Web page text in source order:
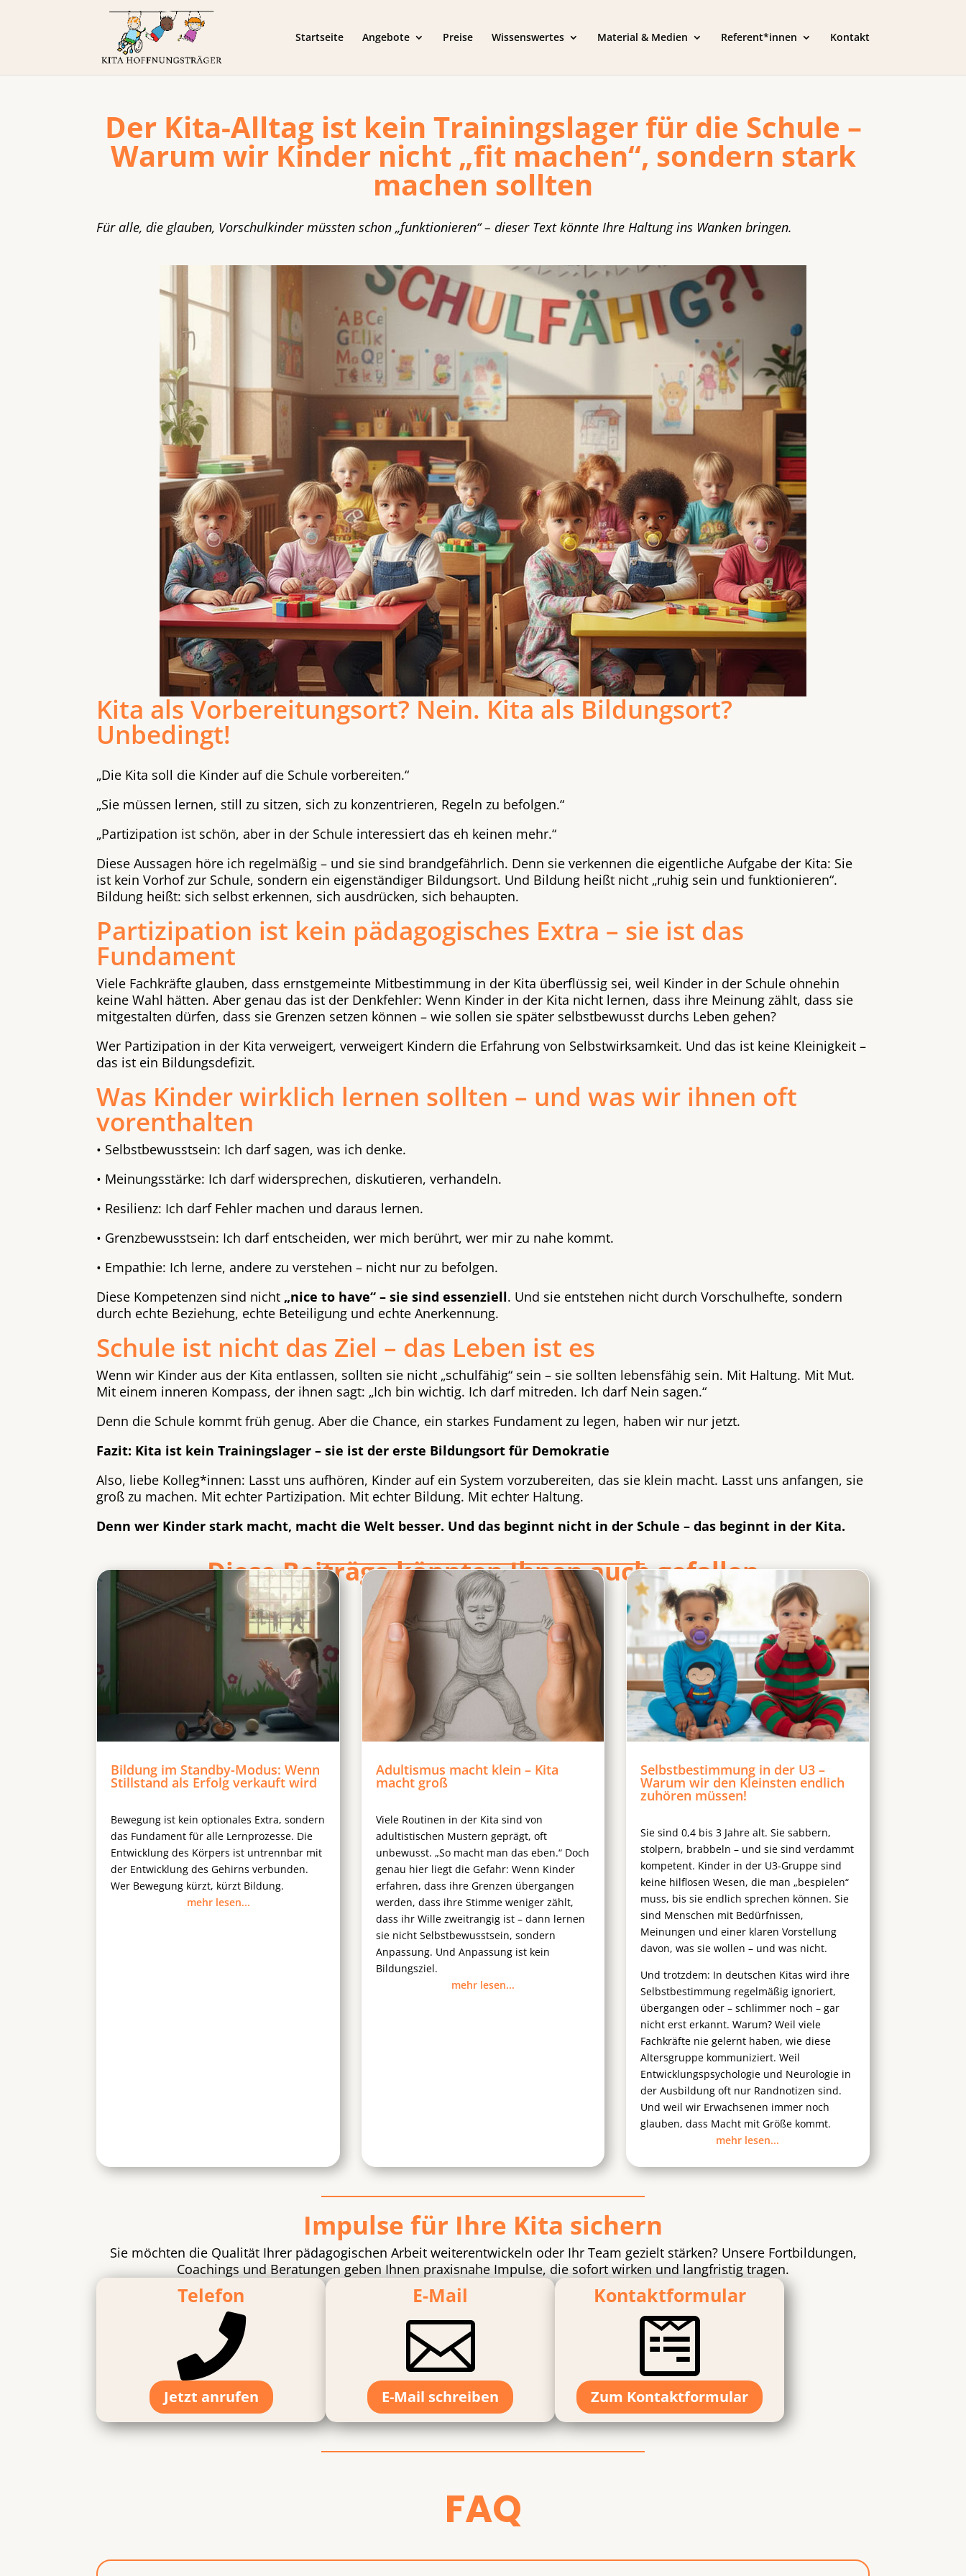
Startseite Angebote Preise Wissenswertes Material & Medien Referent*innen Kontakt
Der Kita-Alltag ist kein Trainingslager für die Schule –
Warum wir Kinder nicht „fit machen“, sondern stark
machen sollten
Für alle, die glauben, Vorschulkinder müssten schon „funktionieren“ – dieser Text könnte Ihre Haltung ins Wanken bringen.
Kita als Vorbereitungsort? Nein. Kita als Bildungsort?
Unbedingt!
„Die Kita soll die Kinder auf die Schule vorbereiten.“
„Sie müssen lernen, still zu sitzen, sich zu konzentrieren, Regeln zu befolgen.“
„Partizipation ist schön, aber in der Schule interessiert das eh keinen mehr.“
Diese Aussagen höre ich regelmäßig – und sie sind brandgefährlich. Denn sie verkennen die eigentliche Aufgabe der Kita: Sie
ist kein Vorhof zur Schule, sondern ein eigenständiger Bildungsort. Und Bildung heißt nicht „ruhig sein und funktionieren“.
Bildung heißt: sich selbst erkennen, sich ausdrücken, sich behaupten.
Partizipation ist kein pädagogisches Extra – sie ist das
Fundament
Viele Fachkräfte glauben, dass ernstgemeinte Mitbestimmung in der Kita überflüssig sei, weil Kinder in der Schule ohnehin
keine Wahl hätten. Aber genau das ist der Denkfehler: Wenn Kinder in der Kita nicht lernen, dass ihre Meinung zählt, dass sie
mitgestalten dürfen, dass sie Grenzen setzen können – wie sollen sie später selbstbewusst durchs Leben gehen?
Wer Partizipation in der Kita verweigert, verweigert Kindern die Erfahrung von Selbstwirksamkeit. Und das ist keine Kleinigkeit –
das ist ein Bildungsdefizit.
Was Kinder wirklich lernen sollten – und was wir ihnen oft
vorenthalten
• Selbstbewusstsein: Ich darf sagen, was ich denke.
• Meinungsstärke: Ich darf widersprechen, diskutieren, verhandeln.
• Resilienz: Ich darf Fehler machen und daraus lernen.
• Grenzbewusstsein: Ich darf entscheiden, wer mich berührt, wer mir zu nahe kommt.
• Empathie: Ich lerne, andere zu verstehen – nicht nur zu befolgen.
Diese Kompetenzen sind nicht „nice to have“ – sie sind essenziell. Und sie entstehen nicht durch Vorschulhefte, sondern
durch echte Beziehung, echte Beteiligung und echte Anerkennung.
Schule ist nicht das Ziel – das Leben ist es
Wenn wir Kinder aus der Kita entlassen, sollten sie nicht „schulfähig“ sein – sie sollten lebensfähig sein. Mit Haltung. Mit Mut.
Mit einem inneren Kompass, der ihnen sagt: „Ich bin wichtig. Ich darf mitreden. Ich darf Nein sagen.“
Denn die Schule kommt früh genug. Aber die Chance, ein starkes Fundament zu legen, haben wir nur jetzt.
Fazit: Kita ist kein Trainingslager – sie ist der erste Bildungsort für Demokratie
Also, liebe Kolleg*innen: Lasst uns aufhören, Kinder auf ein System vorzubereiten, das sie klein macht. Lasst uns anfangen, sie
groß zu machen. Mit echter Partizipation. Mit echter Bildung. Mit echter Haltung.
Denn wer Kinder stark macht, macht die Welt besser. Und das beginnt nicht in der Schule – das beginnt in der Kita.
Diese Beiträge könnten Ihnen auch gefallen
Bildung im Standby-Modus: Wenn
Stillstand als Erfolg verkauft wird
Bewegung ist kein optionales Extra, sondern
das Fundament für alle Lernprozesse. Die
Entwicklung des Körpers ist untrennbar mit
der Entwicklung des Gehirns verbunden.
Wer Bewegung kürzt, kürzt Bildung.
mehr lesen...
Adultismus macht klein – Kita
macht groß
Viele Routinen in der Kita sind von
adultistischen Mustern geprägt, oft
unbewusst. „So macht man das eben.“ Doch
genau hier liegt die Gefahr: Wenn Kinder
erfahren, dass ihre Grenzen übergangen
werden, dass ihre Stimme weniger zählt,
dass ihr Wille zweitrangig ist – dann lernen
sie nicht Selbstbewusstsein, sondern
Anpassung. Und Anpassung ist kein
Bildungsziel.
mehr lesen...
Selbstbestimmung in der U3 –
Warum wir den Kleinsten endlich
zuhören müssen!
Sie sind 0,4 bis 3 Jahre alt. Sie sabbern,
stolpern, brabbeln – und sie sind verdammt
kompetent. Kinder in der U3-Gruppe sind
keine hilflosen Wesen, die man „bespielen“
muss, bis sie endlich sprechen können. Sie
sind Menschen mit Bedürfnissen,
Meinungen und einer klaren Vorstellung
davon, was sie wollen – und was nicht.
Und trotzdem: In deutschen Kitas wird ihre
Selbstbestimmung regelmäßig ignoriert,
übergangen oder – schlimmer noch – gar
nicht erst erkannt. Warum? Weil viele
Fachkräfte nie gelernt haben, wie diese
Altersgruppe kommuniziert. Weil
Entwicklungspsychologie und Neurologie in
der Ausbildung oft nur Randnotizen sind.
Und weil wir Erwachsenen immer noch
glauben, dass Macht mit Größe kommt.
mehr lesen...
Impulse für Ihre Kita sichern
Sie möchten die Qualität Ihrer pädagogischen Arbeit weiterentwickeln oder Ihr Team gezielt stärken? Unsere Fortbildungen,
Coachings und Beratungen geben Ihnen praxisnahe Impulse, die sofort wirken und langfristig tragen.
Telefon

Jetzt anrufen
E-Mail

E-Mail schreiben
Kontaktformular

Zum Kontaktformular
FAQ